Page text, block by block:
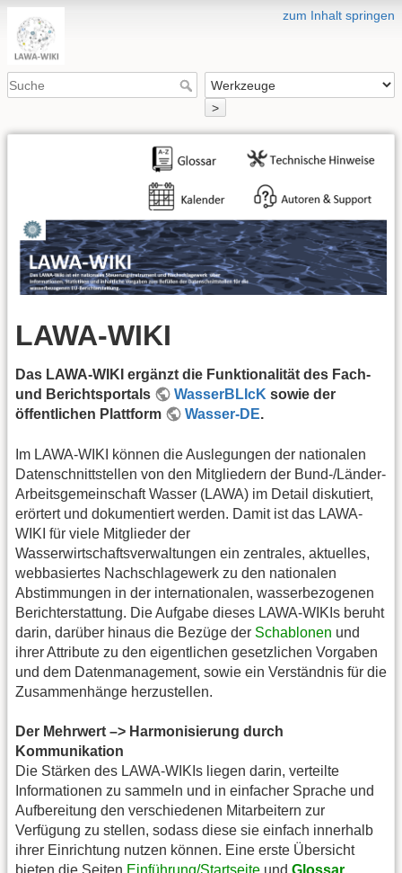
zum Inhalt springen
>
LAWA-WIKI
Das LAWA-WIKI ergänzt die Funktionalität des Fach-
und Berichtsportals
WasserBLIcK sowie der
öffentlichen Plattform
Wasser-DE.
Im LAWA-WIKI können die Auslegungen der nationalen
Datenschnittstellen von den Mitgliedern der Bund-/Länder-
Arbeitsgemeinschaft Wasser (LAWA) im Detail diskutiert,
erörtert und dokumentiert werden. Damit ist das LAWA-
WIKI für viele Mitglieder der
Wasserwirtschaftsverwaltungen ein zentrales, aktuelles,
webbasiertes Nachschlagewerk zu den nationalen
Abstimmungen in der internationalen, wasserbezogenen
Berichterstattung. Die Aufgabe dieses LAWA-WIKIs beruht
darin, darüber hinaus die Bezüge der Schablonen und
ihrer Attribute zu den eigentlichen gesetzlichen Vorgaben
und dem Datenmanagement, sowie ein Verständnis für die
Zusammenhänge herzustellen.
Der Mehrwert –> Harmonisierung durch
Kommunikation
Die Stärken des LAWA-WIKIs liegen darin, verteilte
Informationen zu sammeln und in einfacher Sprache und
Aufbereitung den verschiedenen Mitarbeitern zur
Verfügung zu stellen, sodass diese sie einfach innerhalb
ihrer Einrichtung nutzen können. Eine erste Übersicht
bieten die Seiten Einführung/Startseite und Glossar.